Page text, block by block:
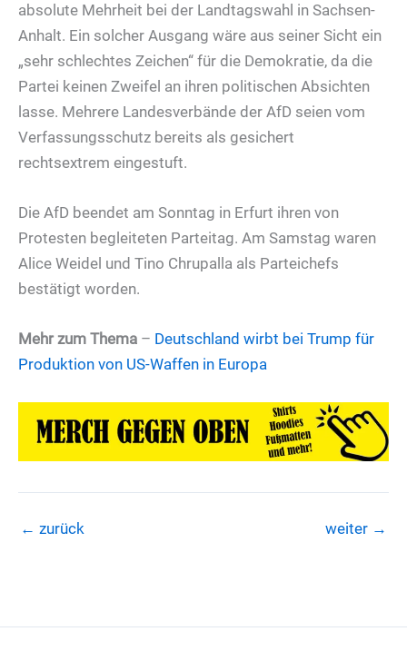
absolute Mehrheit bei der Landtagswahl in Sachsen-
Anhalt. Ein solcher Ausgang wäre aus seiner Sicht ein
„sehr schlechtes Zeichen“ für die Demokratie, da die
Partei keinen Zweifel an ihren politischen Absichten
lasse. Mehrere Landesverbände der AfD seien vom
Verfassungsschutz bereits als gesichert
rechtsextrem eingestuft.
Die AfD beendet am Sonntag in Erfurt ihren von
Protesten begleiteten Parteitag. Am Samstag waren
Alice Weidel und Tino Chrupalla als Parteichefs
bestätigt worden.
Mehr zum Thema – Deutschland wirbt bei Trump für
Produktion von US-Waffen in Europa
← zurück weiter →